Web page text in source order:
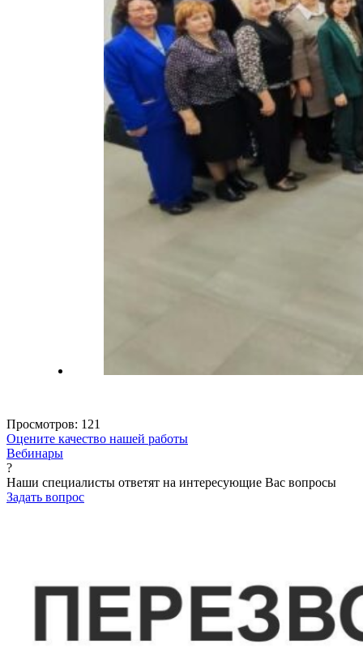
Просмотров: 121
Оцените качество нашей работы
Вебинары
?
Наши специалисты ответят на интересующие Вас вопросы
Задать вопрос